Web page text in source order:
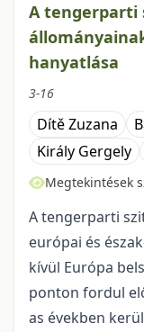
A tengerparti
hanyatlása
3-16
Dítě Zuzana
Király Gergely
Megtekintések
A tengerparti
európai és
kívül Európa
ponton fordul
as években